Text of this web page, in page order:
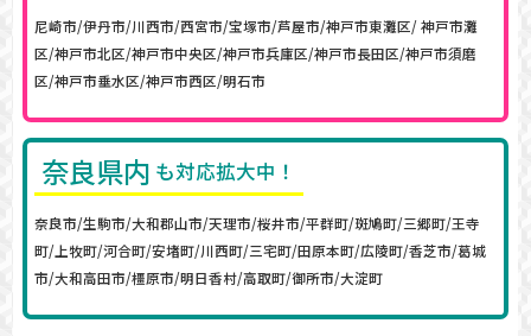
尼崎市/伊丹市/川西市/西宮市/宝塚市/芦屋市/神戸市東灘区/ 神戸市灘
区/神戸市北区/神戸市中央区/神戸市兵庫区/神戸市長田区/神戸市須磨
区/神戸市垂水区/神戸市西区/明石市
奈良県内 も対応拡大中！
奈良市/生駒市/大和郡山市/天理市/桜井市/平群町/斑鳩町/三郷町/王寺
町/上牧町/河合町/安堵町/川西町/三宅町/田原本町/広陵町/香芝市/葛城
市/大和高田市/橿原市/明日香村/高取町/御所市/大淀町